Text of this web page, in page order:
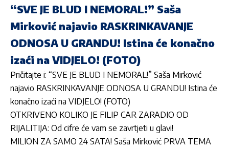
“SVE JE BLUD I NEMORAL!” Saša
Mirković najavio RASKRINKAVANJE
ODNOSA U GRANDU! Istina će konačno
izaći na VIDJELO! (FOTO)
Pričitajte i: “SVE JE BLUD I NEMORAL!” Saša Mirković
najavio RASKRINKAVANJE ODNOSA U GRANDU! Istina će
konačno izaći na VIDJELO! (FOTO)
OTKRIVENO KOLIKO JE FILIP CAR ZARADIO OD
RIJALITIJA: Od cifre će vam se zavrtjeti u glavi!
MILION ZA SAMO 24 SATA! Saša Mirković PRVA TEMA